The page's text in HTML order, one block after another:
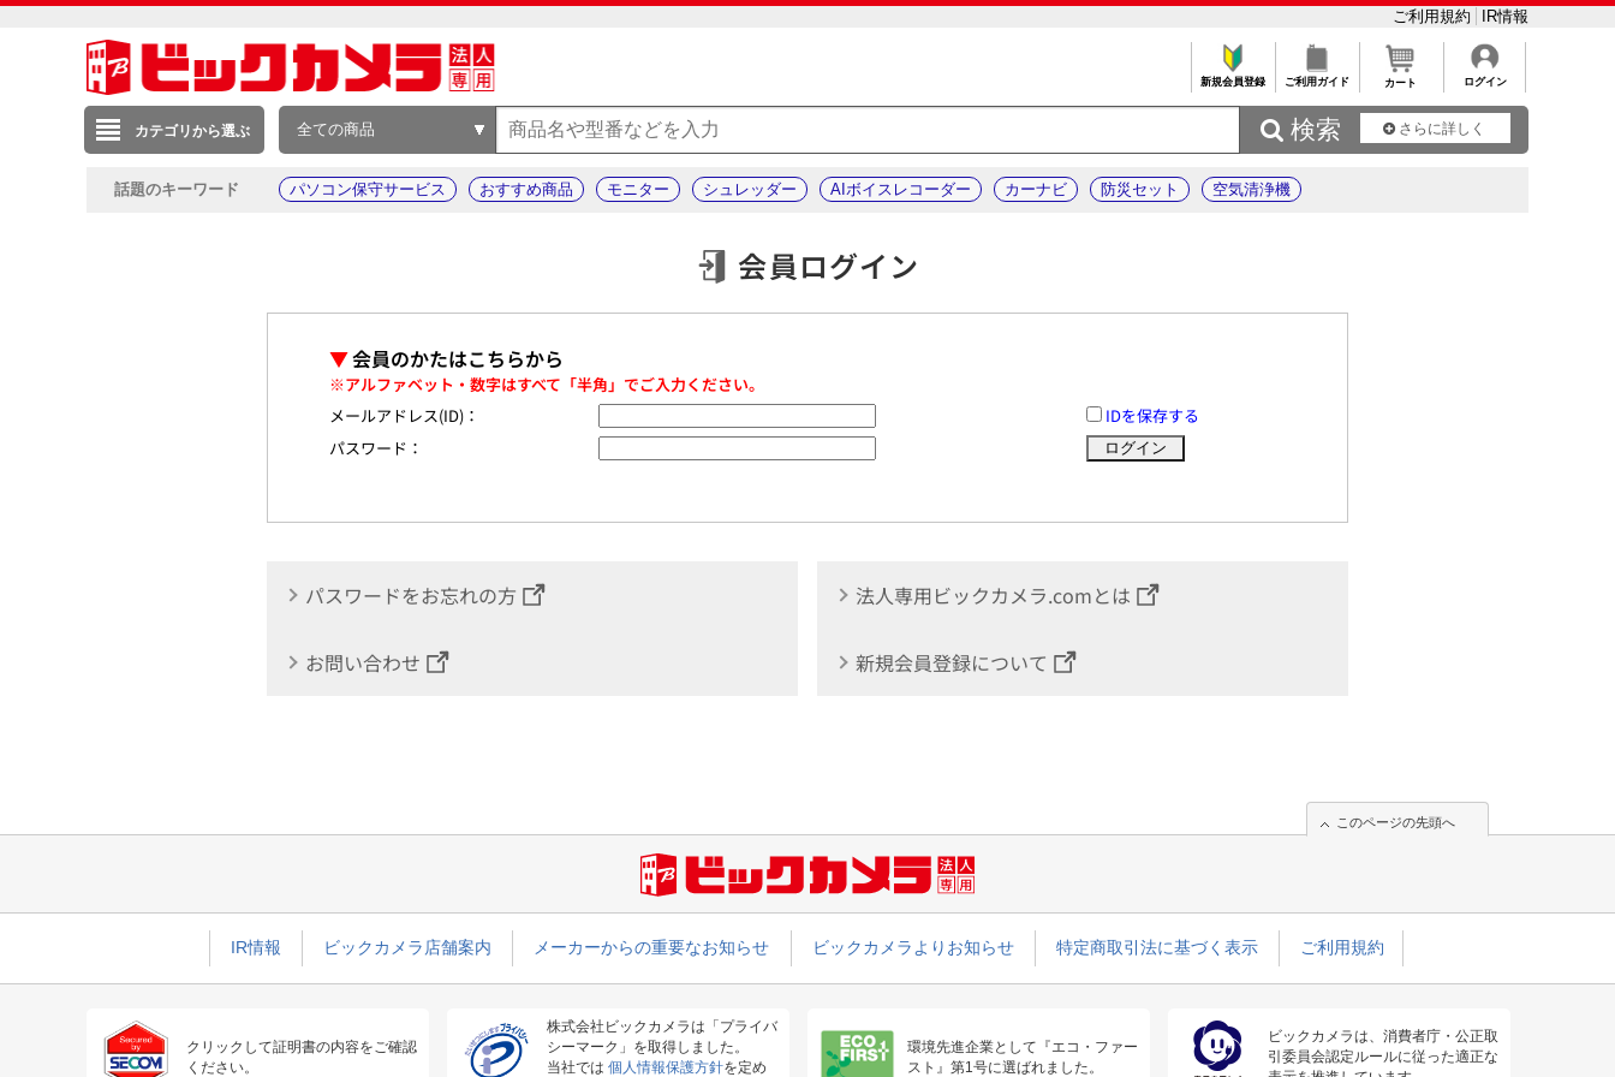
ご利用規約 IR情報
新規会員登録 ご利用ガイド カート ログイン
カテゴリから選ぶ 全ての商品  検索 さらに詳しく
話題のキーワード パソコン保守サービス おすすめ商品 モニター シュレッダー AIボイスレコーダー カーナビ 防災セット 空気清浄機
会員ログイン
▼会員のかたはこちらから
※アルファベット・数字はすべて「半角」でご入力ください。
メールアドレス(ID)：
IDを保存する
パスワード：
パスワードをお忘れの方 法人専用ビックカメラ.comとは
お問い合わせ 新規会員登録について
このページの先頭へ
IR情報 ビックカメラ店舗案内 メーカーからの重要なお知らせ ビックカメラよりお知らせ 特定商取引法に基づく表示 ご利用規約
クリックして証明書の内容をご確認
ください。
株式会社ビックカメラは「プライバ
シーマーク」を取得しました。
当社では 個人情報保護方針を定め
環境先進企業として『エコ・ファー
スト』第1号に選ばれました。
ビックカメラは、消費者庁・公正取
引委員会認定ルールに従った適正な